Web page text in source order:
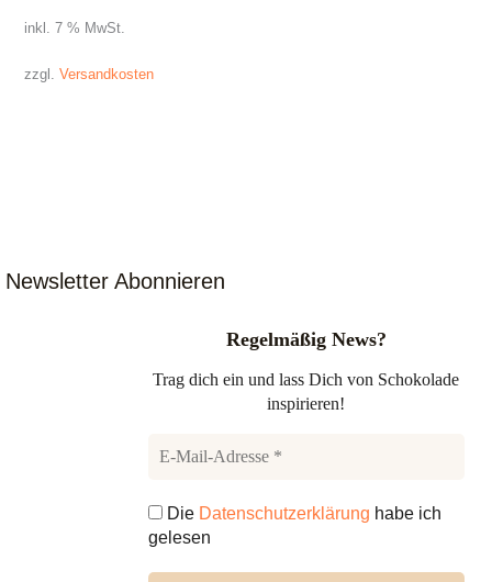
inkl. 7 % MwSt.
zzgl.Versandkosten
Newsletter Abonnieren
Regelmäßig News?
Trag dich ein und lass Dich von Schokolade
inspirieren!
Die Datenschutzerklärung habe ich
gelesen